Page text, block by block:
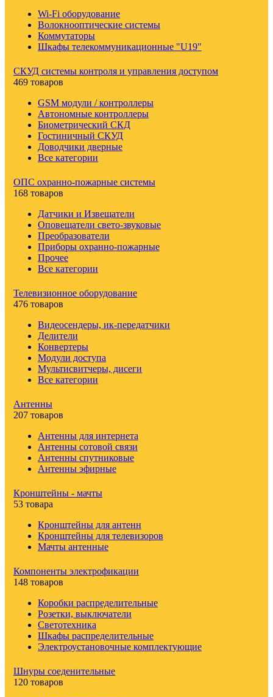
Wi-Fi оборудование
Волокнооптические системы
Коммутаторы
Шкафы телекоммуникационные "U19"
СКУД системы контроля и управления доступом
469 товаров
GSM модули / контроллеры
Автономные контроллеры
Биометрический СКД
Гостиничный СКУД
Доводчики дверные
Все категории
ОПС охранно-пожарные системы
168 товаров
Датчики и Извещатели
Оповещатели свето-звуковые
Преобразователи
Приборы охранно-пожарные
Прочее
Все категории
Телевизионное оборудование
476 товаров
Видеосендеры, ик-передатчики
Делители
Конвертеры
Модули доступа
Мультисвитчеры, дисеги
Все категории
Антенны
207 товаров
Антенны для интернета
Антенны сотовой связи
Антенны спутниковые
Антенны эфирные
Кронштейны - мачты
53 товара
Кронштейны для антенн
Кронштейны для телевизоров
Мачты антенные
Компоненты электрофикации
148 товаров
Коробки распределительные
Розетки, выключатели
Светотехника
Шкафы распределительные
Электроустановочные комплектующие
Шнуры соеденительные
120 товаров